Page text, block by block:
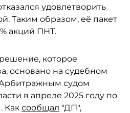
удовлетворить
Таким образом, её пакет
акций ПНТ.
которое
основано на судебном
судом
в апреле 2025 году по
Как сообщал "ДП",